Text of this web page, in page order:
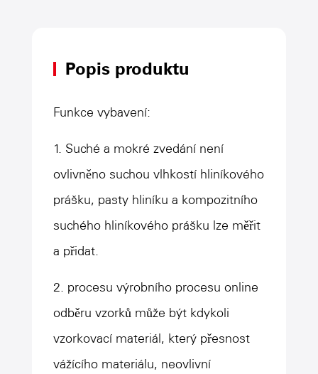
Popis produktu
Funkce vybavení:
1. Suché a mokré zvedání není
ovlivněno suchou vlhkostí hliníkového
prášku, pasty hliníku a kompozitního
suchého hliníkového prášku lze měřit
a přidat.
2. procesu výrobního procesu online
odběru vzorků může být kdykoli
vzorkovací materiál, který přesnost
vážícího materiálu, neovlivní